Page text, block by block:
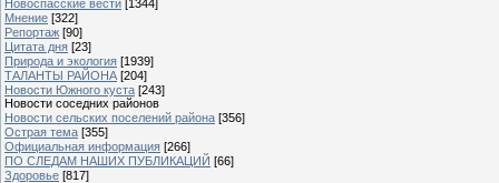
Новоспасские вести [1344]
Мнение [322]
Репортаж [90]
Цитата дня [23]
Природа и экология [1939]
ТАЛАНТЫ РАЙОНА [204]
Новости Южного куста [243]
Новости соседних районов
Новости сельских поселений района [356]
Острая тема [355]
Официальная информация [266]
ПО СЛЕДАМ НАШИХ ПУБЛИКАЦИЙ [66]
Здоровье [817]